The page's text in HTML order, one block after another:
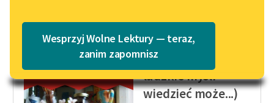
Lektury szkolne i klasyka
literatury do słuchania dla
uczennic i uczniów z
niepełnosprawnościami
Katalog w formacie PDF
Wesprzyj Wolne Lektury — teraz,
zanim zapomnisz
Jan Kochanowski
Do pana (Bóg tylko
ludzkie myśli
wiedzieć może...)